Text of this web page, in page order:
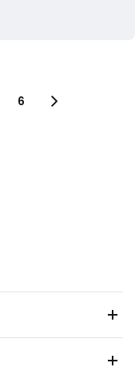
6